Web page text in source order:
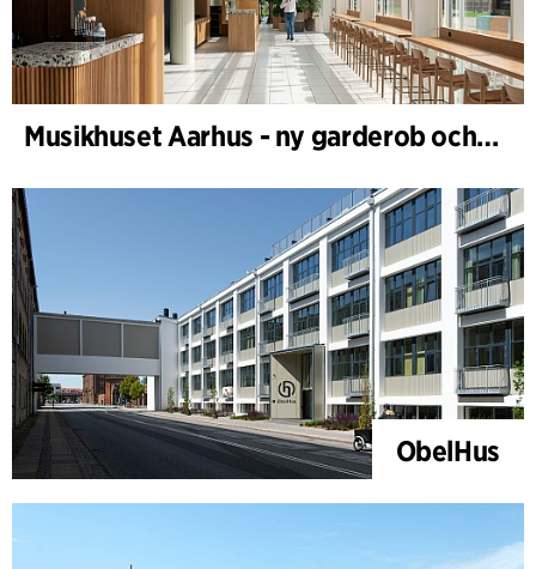
Musikhuset Aarhus - ny garderob och café- och foajébar
ObelHus